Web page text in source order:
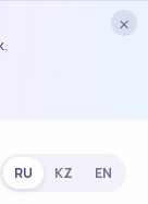
×
RU KZ EN